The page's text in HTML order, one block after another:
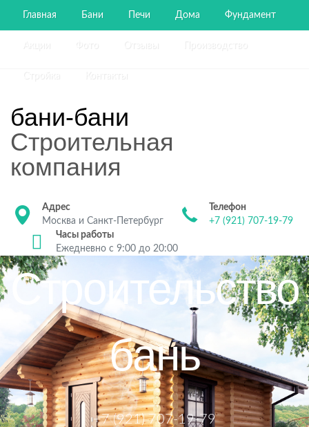
Главная Бани Печи Дома Фундамент
бани-бани
Строительная
компания
Адрес
Москва и Санкт-Петербург
Телефон
+7 (921) 707-19-79
Часы работы
Ежедневно с 9:00 до 20:00
Строительство
бань
+7 (921) 707-19-79